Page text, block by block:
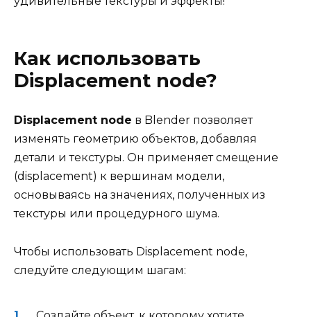
Как использовать
Displacement node?
Displacement node в Blender позволяет
изменять геометрию объектов, добавляя
детали и текстуры. Он применяет смещение
(displacement) к вершинам модели,
основываясь на значениях, полученных из
текстуры или процедурного шума.
Чтобы использовать Displacement node,
следуйте следующим шагам: